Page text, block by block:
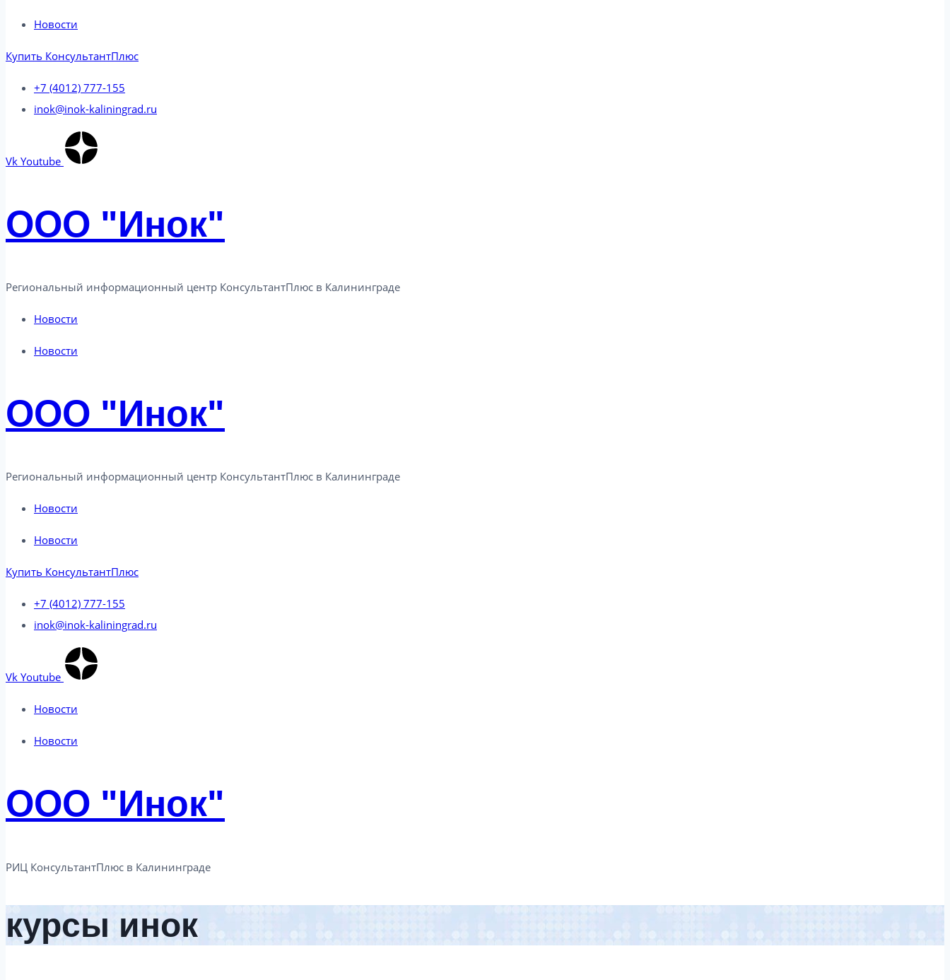
Новости
Купить КонсультантПлюс
+7 (4012) 777-155
inok@inok-kaliningrad.ru
Vk Youtube
ООО "Инок"
Региональный информационный центр КонсультантПлюс в Калининграде​
Новости
Новости
ООО "Инок"
Региональный информационный центр КонсультантПлюс в Калининграде​
Новости
Новости
Купить КонсультантПлюс
+7 (4012) 777-155
inok@inok-kaliningrad.ru
Vk Youtube
Новости
Новости
ООО "Инок"
РИЦ КонсультантПлюс в Калининграде​
курсы инок